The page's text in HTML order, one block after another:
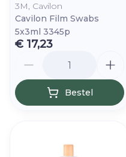
3M, Cavilon
Cavilon Film Swabs
5x3ml 3345p
€ 17,23
Bestel